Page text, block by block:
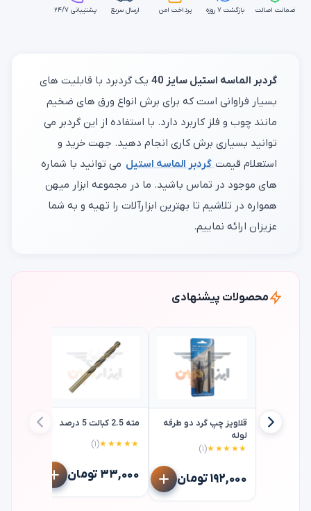
ضمانت اصالت بازگشت ۷ روزه پرداخت امن ارسال سریع پشتیبانی ۲۴/۷
گردبر الماسه استیل سایز 40
یک گردبرد با قابلیت های
بسیار فراوانی است که برای برش انواع ورق های ضخیم
مانند چوب و فلز کاربرد دارد. با استفاده از این گردبر می
توانید بسیاری برش کاری انجام دهید. جهت خرید و
استعلام قیمت گردبر الماسه استیل می توانید با شماره
های موجود در تماس باشید. ما در مجموعه ابزار میهن
همواره در تلاشیم تا بهترین ابزارآلات را تهیه و به شما
عزیزان ارائه نماییم.
محصولات پیشنهادی
قلاویز چپ گرد دو طرفه
لوله
★★★★★(۱)
۱۹۲,۰۰۰ تومان
مته 2.5 کبالت 5 درصد
★★★★★(۱)
۳۳,۰۰۰ تومان